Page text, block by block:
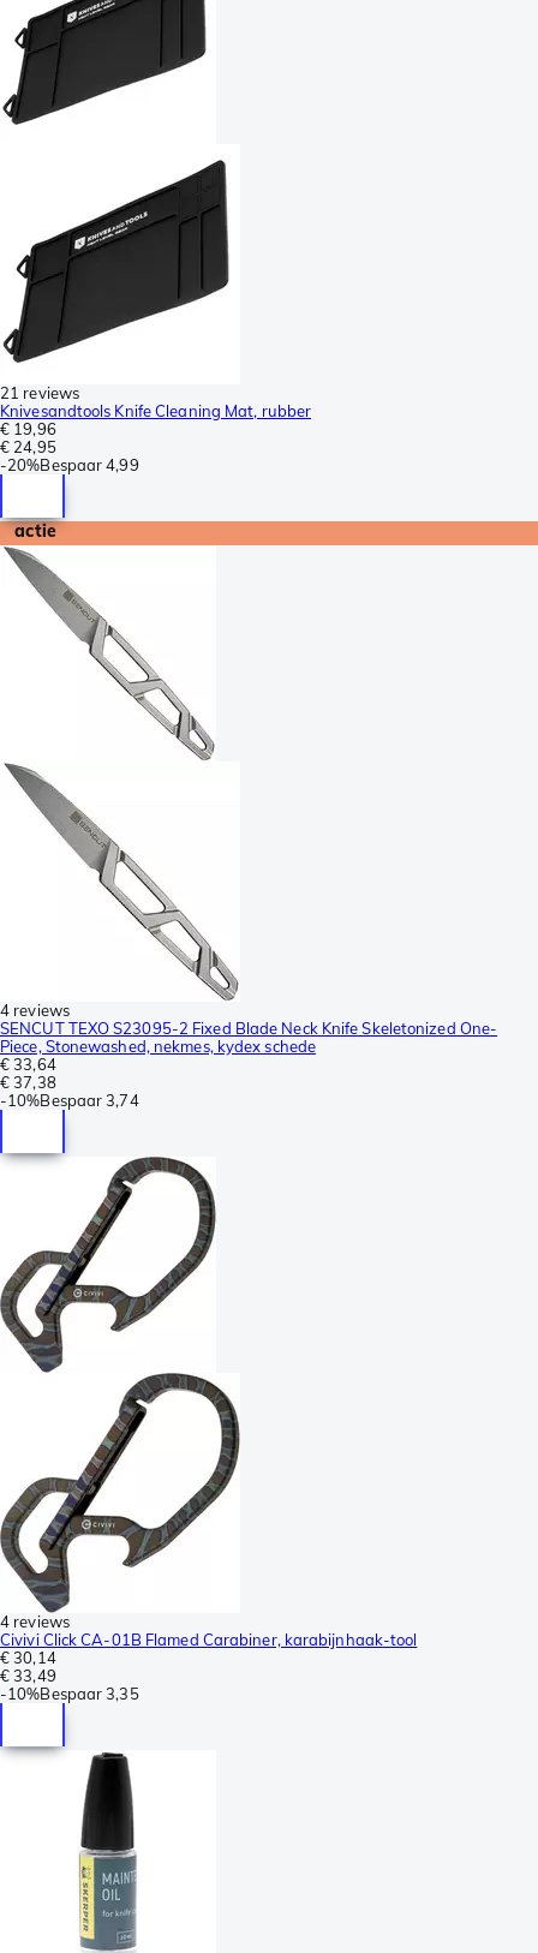
21 reviews
Knivesandtools Knife Cleaning Mat, rubber
€ 19,96
€ 24,95
-20%Bespaar 4,99
actie
4 reviews
SENCUT TEXO S23095-2 Fixed Blade Neck Knife Skeletonized One-
Piece, Stonewashed, nekmes, kydex schede
€ 33,64
€ 37,38
-10%Bespaar 3,74
4 reviews
Civivi Click CA-01B Flamed Carabiner, karabijnhaak-tool
€ 30,14
€ 33,49
-10%Bespaar 3,35